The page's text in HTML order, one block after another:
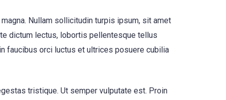
Nullam sollicitudin turpis ipsum, sit amet
dictum lectus, lobortis pellentesque tellus
faucibus orci luctus et ultrices posuere cubilia
tristique. Ut semper vulputate est. Proin